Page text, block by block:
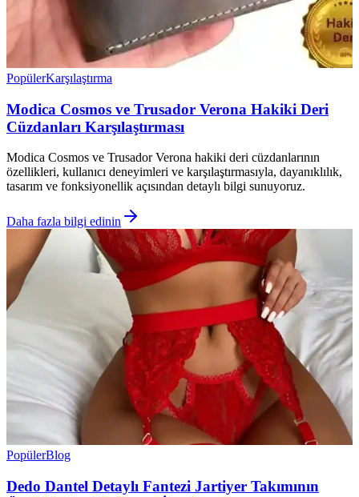
PopülerKarşılaştırma
Modica Cosmos ve Trusador Verona Hakiki Deri
Cüzdanları Karşılaştırması
Modica Cosmos ve Trusador Verona hakiki deri cüzdanlarının
özellikleri, kullanıcı deneyimleri ve karşılaştırmasıyla, dayanıklılık,
tasarım ve fonksiyonellik açısından detaylı bilgi sunuyoruz.
Daha fazla bilgi edinin
PopülerBlog
Dedo Dantel Detaylı Fantezi Jartiyer Takımının